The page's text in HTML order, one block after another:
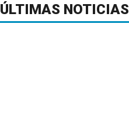
ÚLTIMAS NOTICIAS